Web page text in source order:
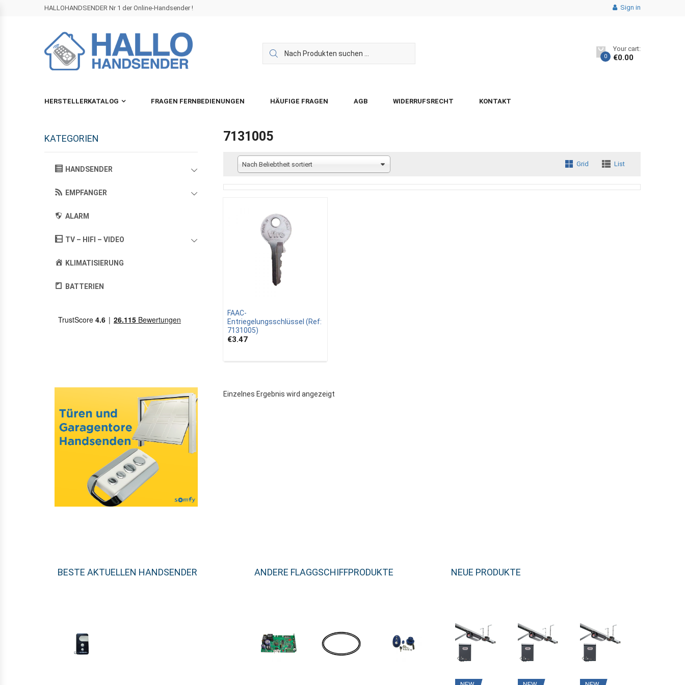
HALLOHANDSENDER Nr 1 der Online-Handsender ! Sign in
0
Your cart:
€0.00
HERSTELLERKATALOG FRAGEN FERNBEDIENUNGEN HÄUFIGE FRAGEN AGB WIDERRUFSRECHT KONTAKT
7131005
Nach Beliebtheit sortiert Grid List
FAAC-
Entriegelungsschlüssel (Ref:
7131005)
€3.47
Einzelnes Ergebnis wird angezeigt
KATEGORIEN
HANDSENDER
EMPFANGER
ALARM
TV – HIFI – VIDEO
KLIMATISIERUNG
BATTERIEN
BESTE AKTUELLEN HANDSENDER ANDERE FLAGGSCHIFFPRODUKTE NEUE PRODUKTE